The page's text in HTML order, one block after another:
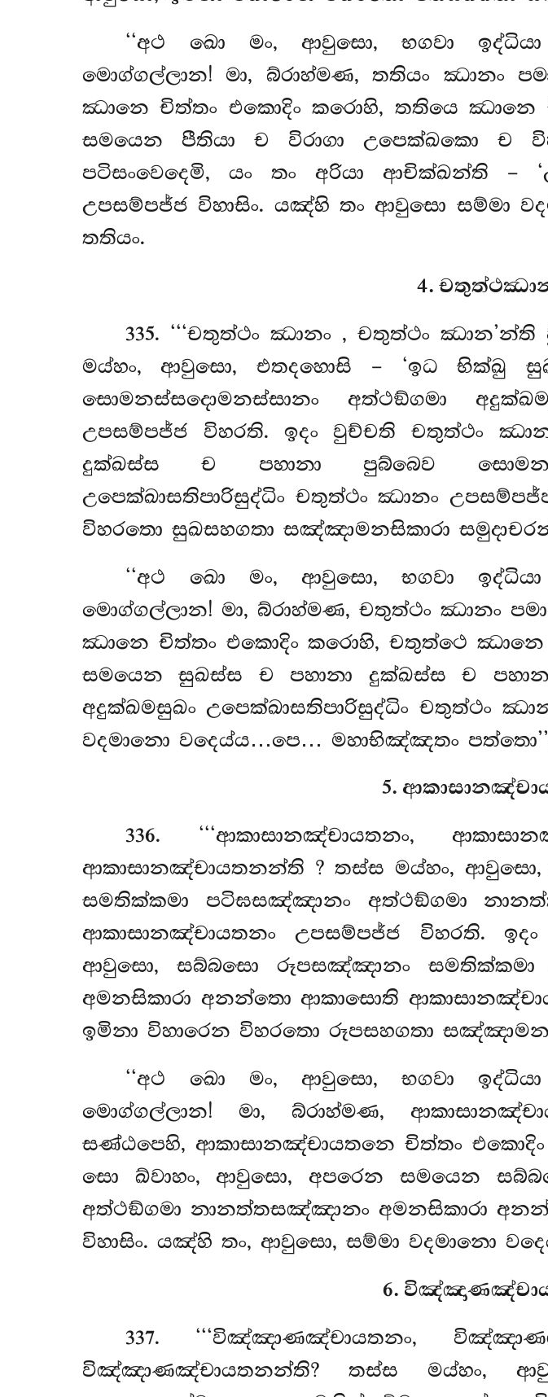
‘‘අථ ඛො මං, ආවුසො, භගවා
මොග්ගල්ලාන! මා, බ්රාහ්මණ, තතියං ඣානං
ඣානෙ චිත්තං එකොදිං කරොහි, තතියෙ ඣානෙ
සමයෙන පීතියා ච විරාගා උපෙක්ඛකො ච
පටිසංවෙදෙමි, යං තං අරියා ආචික්ඛන්ති –
උපසම්පජ්ජ විහාසිං. යඤ්හි තං ආවුසො සම්මා
තතියං.
4.
335. ‘‘‘චතුත්ථං ඣානං , චතුත්ථං
මය්හං, ආවුසො, එතදහොසි – ‘ඉධ භික්ඛු
සොමනස්සදොමනස්සානං අත්ථඞ්ගමා
උපසම්පජ්ජ විහරති. ඉදං වුච්චති චතුත්ථං
දුක්ඛස්ස ච පහානා පුබ්බෙව
උපෙක්ඛාසතිපාරිසුද්ධිං චතුත්ථං ඣානං
විහරතො සුඛසහගතා සඤ්ඤාමනසිකාරා
‘‘අථ ඛො මං, ආවුසො, භගවා
මොග්ගල්ලාන! මා, බ්රාහ්මණ, චතුත්ථං ඣානං
ඣානෙ චිත්තං එකොදිං කරොහි, චතුත්ථෙ ඣානෙ
සමයෙන සුඛස්ස ච පහානා දුක්ඛස්ස ච
අදුක්ඛමසුඛං උපෙක්ඛාසතිපාරිසුද්ධිං චතුත්ථං
වදමානො වදෙය්ය…පෙ… මහාභිඤ්ඤතං
5.
336. ‘‘‘ආකාසානඤ්චායතනං,
ආකාසානඤ්චායතනන්ති ? තස්ස මය්හං, ආවුසො,
සමතික්කමා පටිඝසඤ්ඤානං අත්ථඞ්ගමා
ආකාසානඤ්චායතනං උපසම්පජ්ජ විහරති.
ආවුසො, සබ්බසො රූපසඤ්ඤානං සමතික්කමා
අමනසිකාරා අනන්තො ආකාසොති
ඉමිනා විහාරෙන විහරතො රූපසහගතා
‘‘අථ ඛො මං, ආවුසො, භගවා
මොග්ගල්ලාන! මා, බ්රාහ්මණ,
සණ්ඨපෙහි, ආකාසානඤ්චායතනෙ චිත්තං එකොදිං
සො ඛ්වාහං, ආවුසො, අපරෙන සමයෙන
අත්ථඞ්ගමා නානත්තසඤ්ඤානං අමනසිකාරා
විහාසිං. යඤ්හි තං, ආවුසො, සම්මා වදමානො
6.
337. ‘‘‘විඤ්ඤාණඤ්චායතනං,
විඤ්ඤාණඤ්චායතනන්ති? තස්සමය්හං,